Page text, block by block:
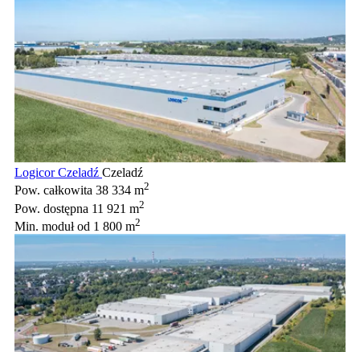
Logicor Czeladź Czeladź
Pow. całkowita 38 334 m2
Pow. dostępna 11 921 m2
Min. modułod 1 800 m2